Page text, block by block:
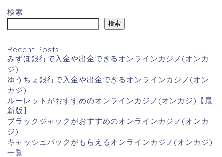
検索
検索
Recent Posts
みずほ銀行で入金や出金できるオンラインカジノ(オンカ
ジ)
ゆうちょ銀行で入金や出金できるオンラインカジノ(オン
カジ)
ルーレットがおすすめのオンラインカジノ(オンカジ)【最
新版】
ブラックジャックがおすすめのオンラインカジノ(オンカ
ジ)
キャッシュバックがもらえるオンラインカジノ(オンカジ)
一覧